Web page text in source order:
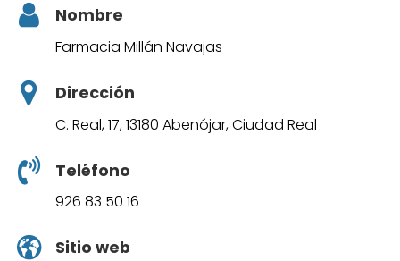
Nombre
Farmacia Millán Navajas
Dirección
C. Real, 17, 13180 Abenójar, Ciudad Real
Teléfono
926 83 50 16
Sitio web